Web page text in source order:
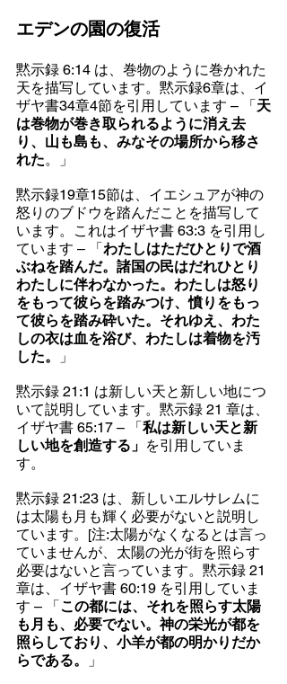
エデンの園の復活
黙示録 6:14 は、巻物のように巻かれた
天を描写しています。黙示録6章は、イ
ザヤ書34章4節を引用しています – 「天
は巻物が巻き取られるように消え去
り、山も島も、みなその場所から移さ
れた。」
黙示録19章15節は、イエシュアが神の
怒りのブドウを踏んだことを描写して
います。これはイザヤ書 63:3 を引用し
ています – 「わたしはただひとりで酒
ぶねを踏んだ。諸国の民はだれひとり
わたしに伴わなかった。わたしは怒り
をもって彼らを踏みつけ、憤りをもっ
て彼らを踏み砕いた。それゆえ、わた
しの衣は血を浴び、わたしは着物を汚
した。
」
黙示録 21:1 は新しい天と新しい地につ
いて説明しています。黙示録 21 章は、
イザヤ書 65:17 – 「私は新しい天と新
しい地を創造する」 を引用していま
す。
黙示録 21:23 は、新しいエルサレムに
は太陽も月も輝く必要がないと説明し
ています。[注:太陽がなくなるとは言っ
ていませんが、太陽の光が街を照らす
必要はないと言っています。黙示録 21
章は、イザヤ書 60:19 を引用していま
す – 「この都には、それを照らす太陽
も月も、必要でない。神の栄光が都を
照らしており、小羊が都の明かりだか
らである。
」